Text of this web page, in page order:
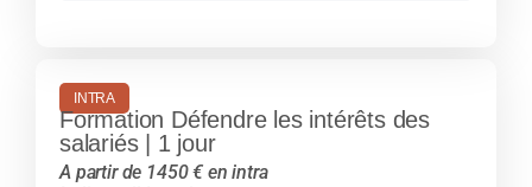
INTRA
Formation Défendre les intérêts des
salariés | 1 jour
A partir de 1450 € en intra